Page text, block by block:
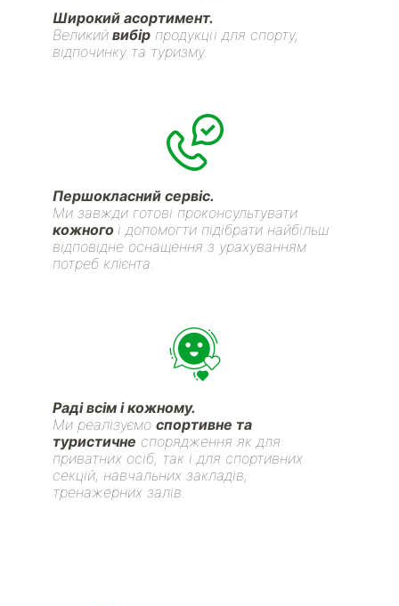
Широкий асортимент.
Великий вибір продукції для спорту,
відпочинку та туризму.
Першокласний сервіс.
Ми завжди готові проконсультувати
кожного і допомогти підібрати найбільш
відповідне оснащення з урахуванням
потреб клієнта.
Раді всім і кожному.
Ми реалізуємо спортивне та
туристичне спорядження як для
приватних осіб, так і для спортивних
секцій, навчальних закладів,
тренажерних залів.